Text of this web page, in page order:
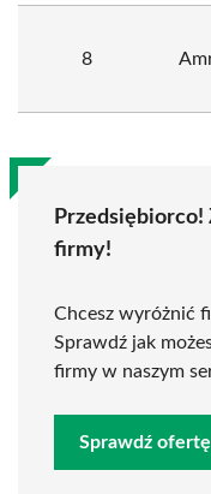
8
Przedsiębiorco!
firmy!
Chcesz wyróżnić
Sprawdź jak
firmy w naszym
Sprawdź